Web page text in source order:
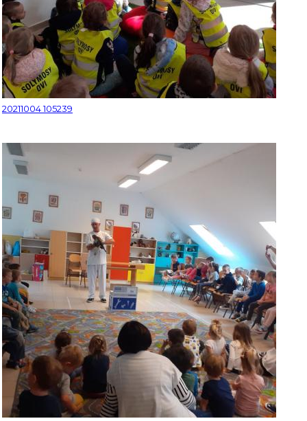
20211004 105239